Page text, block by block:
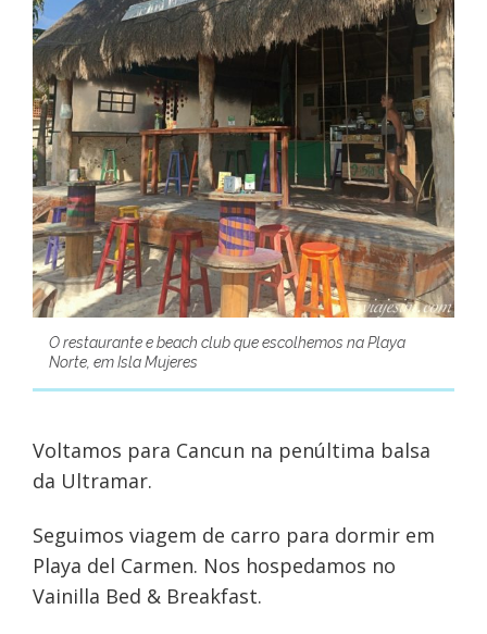
O restaurante e beach club que escolhemos na Playa
Norte, em Isla Mujeres
Voltamos para Cancun na penúltima balsa
da Ultramar.
Seguimos viagem de carro para dormir em
Playa del Carmen. Nos hospedamos no
Vainilla Bed & Breakfast.